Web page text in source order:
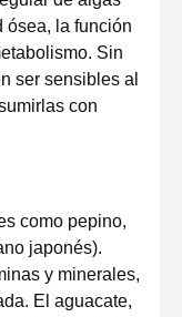
ósea, la función
Sin
ser sensibles al
con
como pepino,
japonés).
y minerales,
El aguacate,